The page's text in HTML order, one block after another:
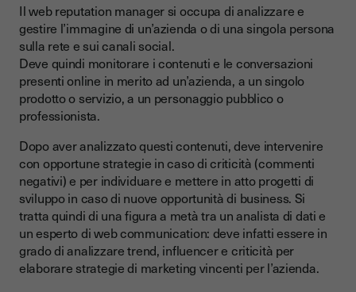
Il web reputation manager si occupa di analizzare e
gestire l’immagine di un’azienda o di una singola persona
sulla rete e sui canali social.
Deve quindi monitorare i contenuti e le conversazioni
presenti online in merito ad un’azienda, a un singolo
prodotto o servizio, a un personaggio pubblico o
professionista.
Dopo aver analizzato questi contenuti, deve intervenire
con opportune strategie in caso di criticità (commenti
negativi) e per individuare e mettere in atto progetti di
sviluppo in caso di nuove opportunità di business. Si
tratta quindi di una figura a metà tra un analista di dati e
un esperto di web communication: deve infatti essere in
grado di analizzare trend, influencer e criticità per
elaborare strategie di marketing vincenti per l’azienda.